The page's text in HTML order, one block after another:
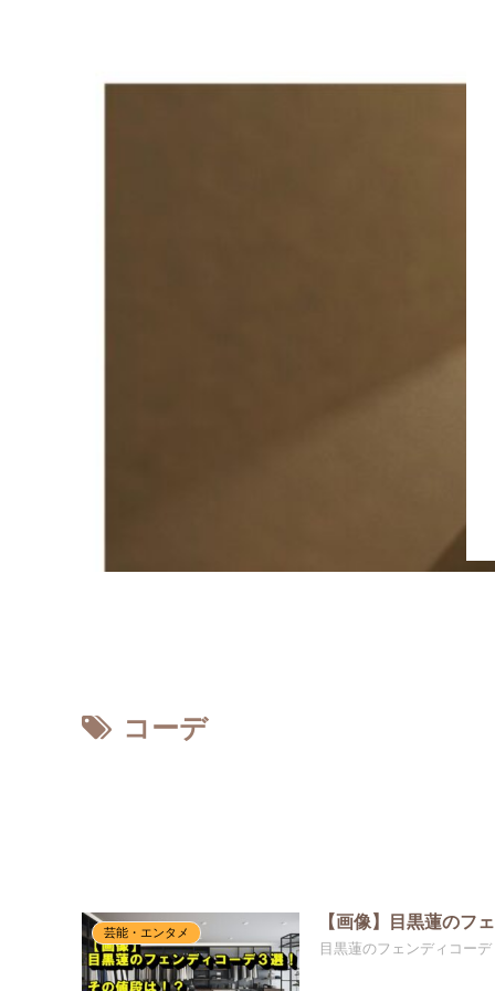
コーデ
芸能・エンタメ
【画像】目黒蓮のフ
目黒蓮のフェンディコー